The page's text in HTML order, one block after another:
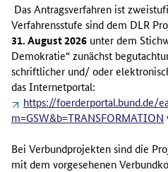
Das Antragsverfahren ist
Verfahrensstufe sind dem DLR
31. August 2026 unter dem
Demokratie“ zunächst
schriftlicher und/ oder
das Internetportal:
https://foerderportal.bund.de/
m=GSW&b=TRANSFORMATION
Bei Verbundprojekten sind die
mit dem vorgesehenen